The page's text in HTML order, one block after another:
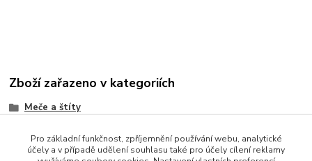
Zboží zařazeno v kategoriích
Meče a štíty
Pro základní funkčnost, zpříjemnění používání webu, analytické
účely a v případě udělení souhlasu také pro účely cílení reklamy